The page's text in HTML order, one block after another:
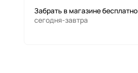
Забрать в магазине бесплатно
сегодня-завтра